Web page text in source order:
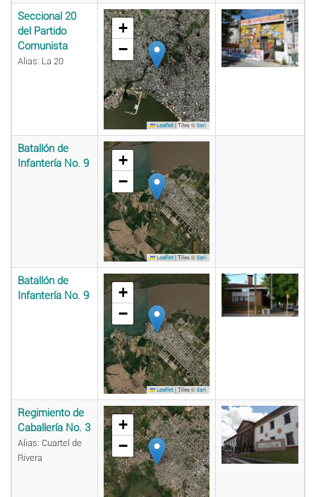
Seccional 20
del Partido
Comunista
Alias: La 20
+
−
Leaflet |Tiles © Esri
Batallón de
Infantería No. 9
+
−
Leaflet |Tiles © Esri
Batallón de
Infantería No. 9
+
−
Leaflet |Tiles © Esri
Regimiento de
Caballería No. 3
Alias: Cuartel de
Rivera
+
−